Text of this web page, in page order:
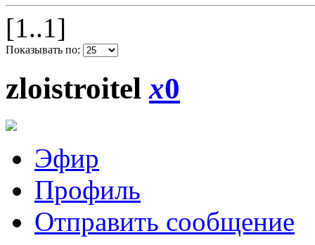
[1..1]
Показывать по:
zloistroitelx0
Эфир
Профиль
Отправить сообщение